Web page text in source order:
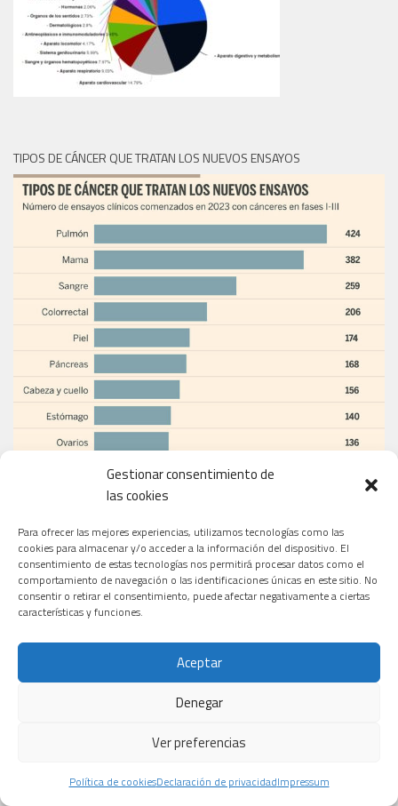
Gestionar consentimiento de
las cookies
Para ofrecer las mejores experiencias, utilizamos tecnologías como las
cookies para almacenar y/o acceder a la información del dispositivo. El
consentimiento de estas tecnologías nos permitirá procesar datos como el
comportamiento de navegación o las identificaciones únicas en este sitio. No
consentir o retirar el consentimiento, puede afectar negativamente a ciertas
características y funciones.
Aceptar
Denegar
Ver preferencias
Política de cookiesDeclaración de privacidadImpressum
TIPOS DE CÁNCER QUE TRATAN LOS NUEVOS ENSAYOS